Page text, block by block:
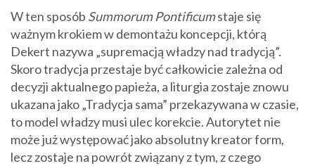
W ten sposób Summorum Pontificumstaje się
ważnym krokiem w demontażu koncepcji, którą
Dekert nazywa „supremacją władzy nad tradycją”.
Skoro tradycja przestaje być całkowicie zależna od
decyzji aktualnego papieża, a liturgia zostaje znowu
ukazana jako „Tradycja sama” przekazywana w czasie,
to model władzy musi ulec korekcie. Autorytet nie
może już występować jako absolutny kreator form,
lecz zostaje na powrót związany z tym, z czego